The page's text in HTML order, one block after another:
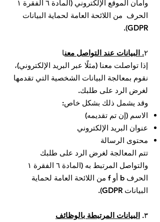
وأمان الموقع الإلكتروني (المادة ٦ الفقرة ١
الحرف من اللائحة العامة لحماية البيانات
GDPR).
٢. البيانات عند التواصل معنا
إذا تواصلت معنا (مثلًا عبر البريد الإلكتروني)،
نقوم بمعالجة البيانات الشخصية التي تقدمها
لغرض الرد على طلبك.
وقد يشمل ذلك بشكل خاص:
الاسم (إن تم تقديمه)
عنوان البريد الإلكتروني
محتوى الرسالة
تتم المعالجة لغرض الرد على طلبك
والتواصل المرتبط به (المادة ٦ الفقرة ١
الحرف b أو f من اللائحة العامة لحماية
البيانات GDPR).
٣. البيانات المرتبطة بالوظائف